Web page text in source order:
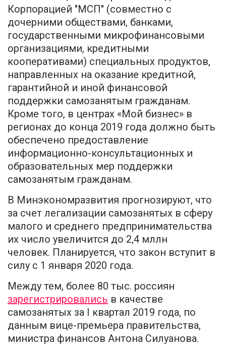
Корпорацией "МСП" (совместно с
дочерними обществами, банками,
государственными микрофинансовыми
организациями, кредитными
кооперативами) специальных продуктов,
направленных на оказание кредитной,
гарантийной и иной финансовой
поддержки самозанятым гражданам.
Кроме того, в центрах «Мой бизнес» в
регионах до конца 2019 года должно быть
обеспечено предоставление
информационно-консультационных и
образовательных мер поддержки
самозанятым гражданам.
В Минэкономразвития прогнозируют, что
за счет легализации самозанятых в сферу
малого и среднего предпринимательства
их число увеличится до 2,4 мллн
человек. Планируется, что закон вступит в
силу с 1 января 2020 года.
Между тем, более 80 тыс. россиян
зарегистрировались в качестве
самозанятых за I квартал 2019 года, по
данным вице-премьера правительства,
министра финансов Антона Силуанова.